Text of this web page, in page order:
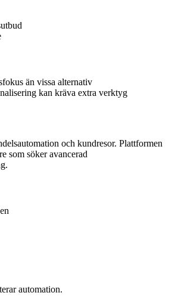
än vissa alternativ
kan kräva extra verktyg
och kundresor. Plattformen
som söker avancerad
automation.